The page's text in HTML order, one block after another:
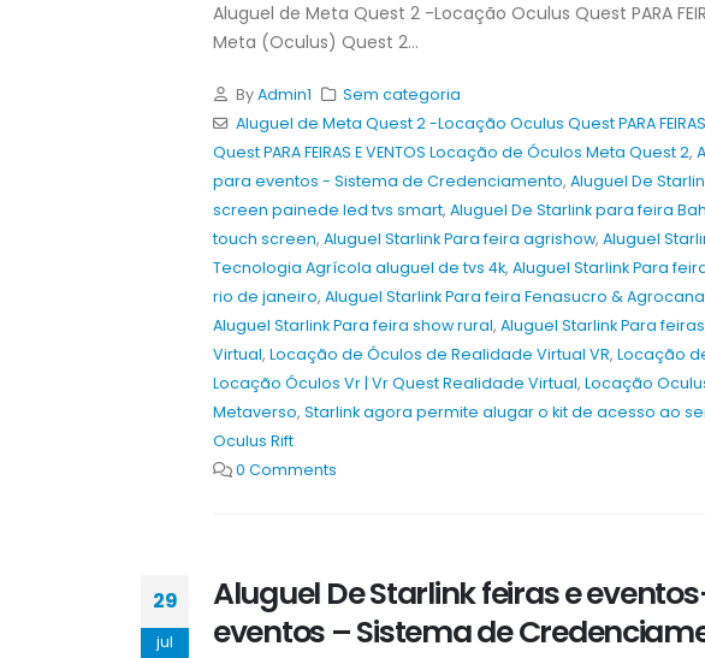
Aluguel de Meta Quest 2 -Locação Oculus Quest PARA
Meta (Oculus) Quest 2...
ByAdmin1
Sem categoria
Aluguel de Meta Quest 2 -Locação Oculus Quest PARA FEIRAS
Quest PARA FEIRAS E VENTOS Locação de Óculos Meta Quest 2,
para eventos - Sistema de Credenciamento, Aluguel De
screen painede led tvs smart, Aluguel De Starlink para feira
touch screen, Aluguel Starlink Para feira agrishow, Aluguel
Tecnologia Agrícola aluguel de tvs 4k, Aluguel Starlink Para
rio de janeiro, Aluguel Starlink Para feira Fenasucro &
Aluguel Starlink Para feira show rural, Aluguel Starlink Para
Virtual, Locação de Óculos de Realidade Virtual VR, Locação
Locação Óculos Vr | Vr Quest Realidade Virtual, Locação
Metaverso, Starlink agora permite alugar o kit de acesso ao
Oculus Rift
0 Comments
29
jul
Aluguel De Starlink feiras e
eventos – Sistema de